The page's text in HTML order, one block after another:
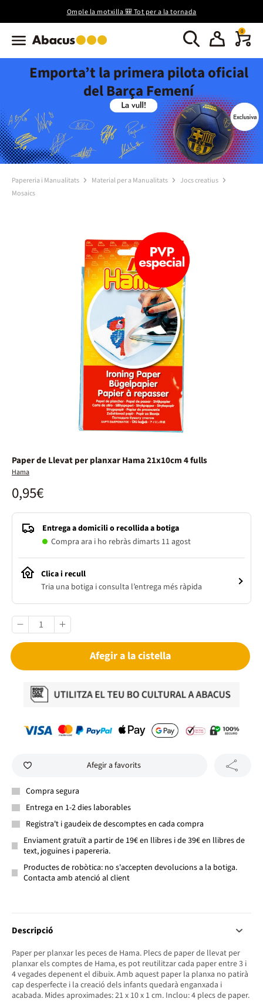
Omple la motxilla 🎒 Tot per a la tornada
0
Emporta’t la primera pilota oficial
del Barça Femení
Papereria i Manualitats Material per a Manualitats
Jocs creatius
Mosaics
Paper de Llevat per planxar Hama 21x10cm 4 fulls
Hama
0,95€
Entrega a domicili o recollida a botiga
Compra ara i ho rebràs dimarts 11 agost
Clica i recull
Tria una botiga i consulta l’entrega més ràpida
Afegir a la cistella
Afegir a favorits
Compra segura
Entrega en 1-2 dies laborables
Registra't i gaudeix de descomptes en cada compra
Enviament gratuït a partir de 19€ en llibres i de 39€ en llibres de
text, joguines i papereria.
Productes de robòtica: no s'accepten devolucions a la botiga.
Contacta amb atenció al client
Descripció
Paper per planxar les peces de Hama. Plecs de paper de llevat per
planxar els comptes de Hama, es pot reutilitzar cada paper entre 3 i
4 vegades depenent el dibuix. Amb aquest paper la planxa no patirà
cap desperfecte i la creació dels infants quedarà enganxada i
acabada. Mides aproximades: 21 x 10 x 1 cm. Inclou: 4 plecs de paper.